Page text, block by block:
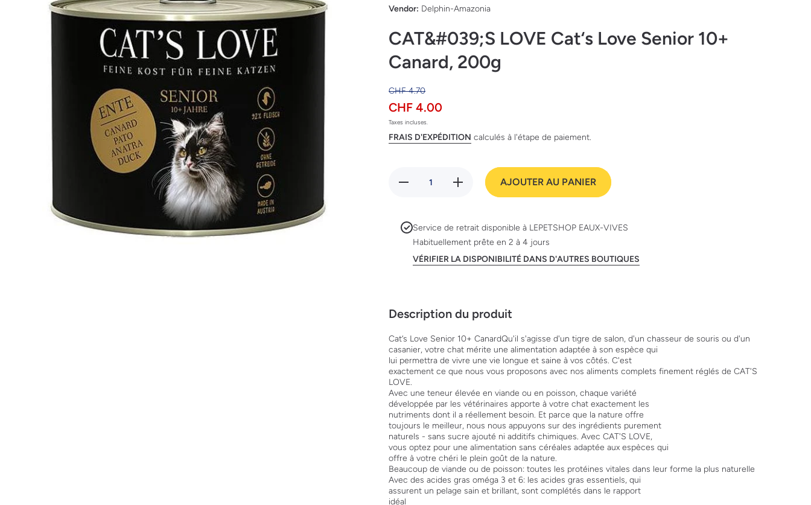
Vendor: Delphin-Amazonia
CAT&#039;S LOVE Cat‘s Love Senior 10+
Canard, 200g
CHF 4.70
CHF 4.00
Taxes incluses.
FRAIS D'EXPÉDITION calculés à l'étape de paiement.
Réduire la
10+ Canard,
200g
Augmenter
la quantité
Love Senior
10+ Canard,
200g
AJOUTER AU PANIER
Service de retrait disponible à LEPETSHOP EAUX-VIVES
Habituellement prête en 2 à 4 jours
VÉRIFIER LA DISPONIBILITÉ DANS D'AUTRES BOUTIQUES
Description du produit
Cat‘s Love Senior 10+ CanardQu'il s'agisse d'un tigre de salon, d'un chasseur de souris ou d'un
casanier, votre chat mérite une alimentation adaptée à son espèce qui
lui permettra de vivre une vie longue et saine à vos côtés. C'est
exactement ce que nous vous proposons avec nos aliments complets finement réglés de CAT'S
LOVE.
Avec une teneur élevée en viande ou en poisson, chaque variété
développée par les vétérinaires apporte à votre chat exactement les
nutriments dont il a réellement besoin. Et parce que la nature offre
toujours le meilleur, nous nous appuyons sur des ingrédients purement
naturels - sans sucre ajouté ni additifs chimiques. Avec CAT'S LOVE,
vous optez pour une alimentation sans céréales adaptée aux espèces qui
offre à votre chéri le plein goût de la nature.
Beaucoup de viande ou de poisson: toutes les protéines vitales dans leur forme la plus naturelle
Avec des acides gras oméga 3 et 6: les acides gras essentiels, qui
assurent un pelage sain et brillant, sont complétés dans le rapport
idéal